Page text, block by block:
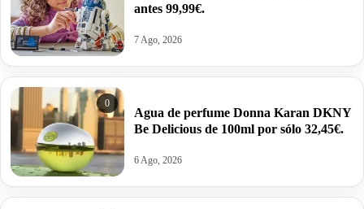
antes 99,99€.
7 Ago, 2026
0
Agua de perfume Donna Karan DKNY
Be Delicious de 100ml por sólo 32,45€.
6 Ago, 2026